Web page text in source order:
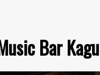
Bar